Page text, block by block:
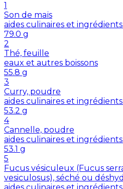
1
Son de maïs
aides culinaires et
79.0 g
2
Thé, feuille
eaux et autres boissons
55.8 g
3
Curry, poudre
aides culinaires et
53.2 g
4
Cannelle, poudre
aides culinaires et
53.1 g
5
Fucus vésiculeux (Fucus
vesiculosus), séché ou